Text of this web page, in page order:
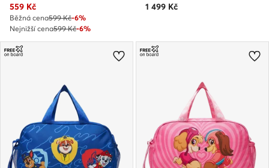
Aktuální cena
559 Kč
Běžná cena599 Kč-6%
Nejnižší cena599 Kč-6%
1 499 Kč